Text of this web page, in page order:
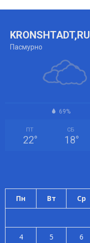
KRONSHTADT,RU
Пасмурно
69%
ПТ
22°
СБ
18°
Пн Вт Ср
4
5 6